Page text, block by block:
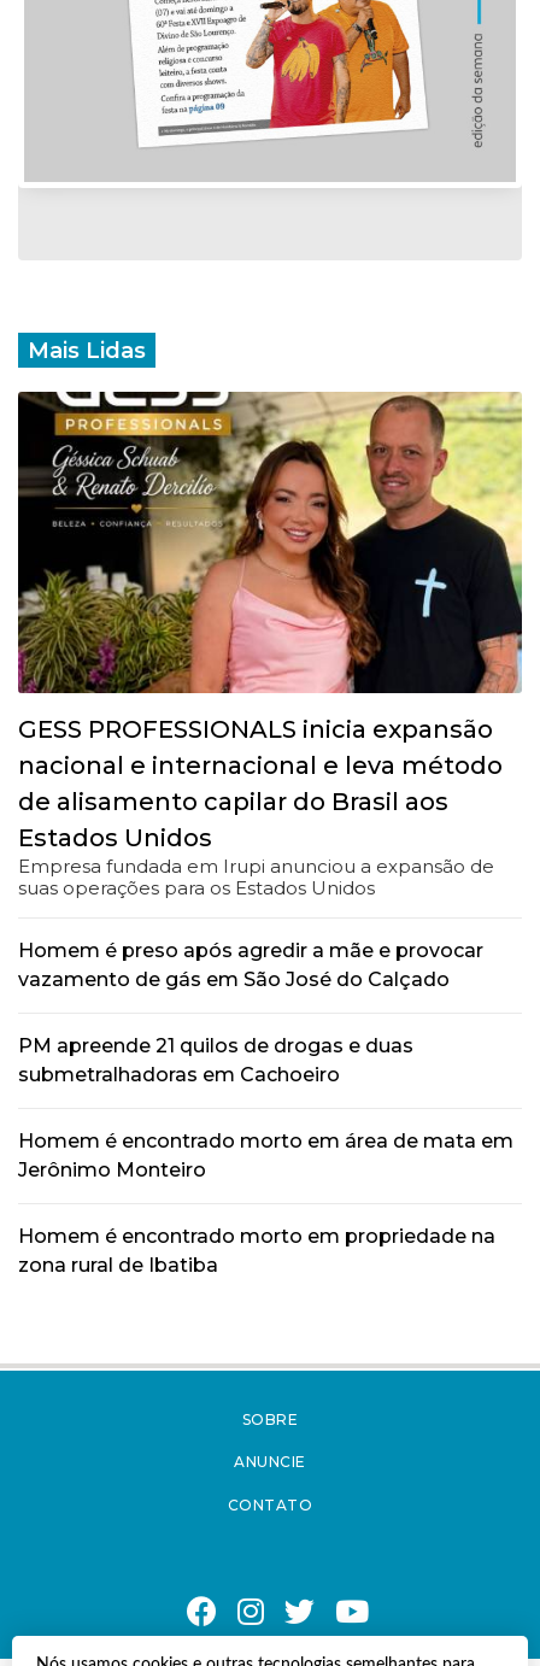
Mais Lidas
GESS PROFESSIONALS inicia expansão
nacional e internacional e leva método
de alisamento capilar do Brasil aos
Estados Unidos
Empresa fundada em Irupi anunciou a expansão de
suas operações para os Estados Unidos
Homem é preso após agredir a mãe e provocar
vazamento de gás em São José do Calçado
PM apreende 21 quilos de drogas e duas
submetralhadoras em Cachoeiro
Homem é encontrado morto em área de mata em
Jerônimo Monteiro
Homem é encontrado morto em propriedade na
zona rural de Ibatiba
SOBRE
ANUNCIE
CONTATO